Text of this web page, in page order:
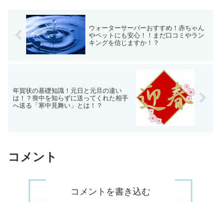
ウォーターサーバーおすすめ！赤ちゃん
やペットにも安心！！まだ口コミやラン
キングを信じますか！？
年賀状の基礎知識！元日と元旦の違い
は！？喪中を知らずに送ってくれた相手
へ送る「寒中見舞い」とは！？
コメント
コメントを書き込む